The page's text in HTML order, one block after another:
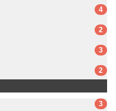
4
2
3
2
3